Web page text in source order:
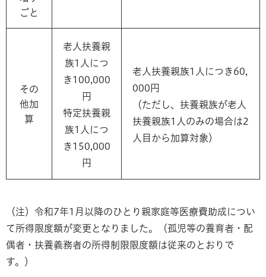
ごと
その
他加
算
老人扶養親
族1人につ
き100,000
円
特定扶養親
族1人につ
き150,000
円
老人扶養親族1人につき60,
000円
（ただし、扶養親族が老人
扶養親族1人のみの場合は2
人目から加算対象）
（注）令和7年1月以降のひとり親家庭等医療費助成につい
て所得限度額が変更となりました。（孤児等の養育者・配
偶者・扶養義務者の所得制限限度額は従来のとおりで
す。）